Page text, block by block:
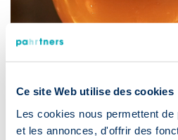
Ce site Web utilise des cookies
Les cookies nous permettent
et les annonces, d'offrir des
06 September 2024· Actualité clients